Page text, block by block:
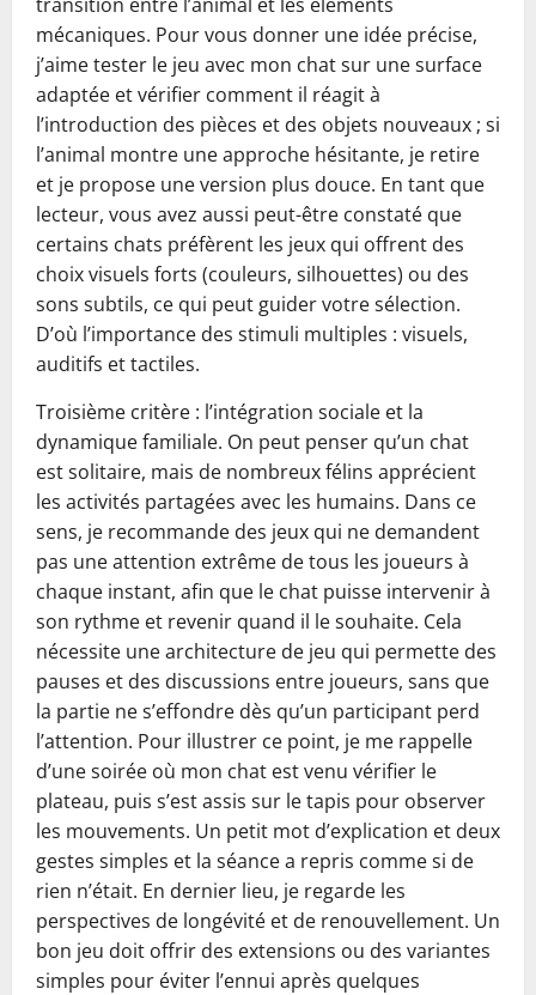
mécaniques. Pour vous donner une idée précise,
j’aime tester le jeu avec mon chat sur une surface
adaptée et vérifier comment il réagit à
l’introduction des pièces et des objets nouveaux ; si
l’animal montre une approche hésitante, je retire
et je propose une version plus douce. En tant que
lecteur, vous avez aussi peut-être constaté que
certains chats préfèrent les jeux qui offrent des
choix visuels forts (couleurs, silhouettes) ou des
sons subtils, ce qui peut guider votre sélection.
D’où l’importance des stimuli multiples : visuels,
auditifs et tactiles.
Troisième critère : l’intégration sociale et la
dynamique familiale. On peut penser qu’un chat
est solitaire, mais de nombreux félins apprécient
les activités partagées avec les humains. Dans ce
sens, je recommande des jeux qui ne demandent
pas une attention extrême de tous les joueurs à
chaque instant, afin que le chat puisse intervenir à
son rythme et revenir quand il le souhaite. Cela
nécessite une architecture de jeu qui permette des
pauses et des discussions entre joueurs, sans que
la partie ne s’effondre dès qu’un participant perd
l’attention. Pour illustrer ce point, je me rappelle
d’une soirée où mon chat est venu vérifier le
plateau, puis s’est assis sur le tapis pour observer
les mouvements. Un petit mot d’explication et deux
gestes simples et la séance a repris comme si de
rien n’était. En dernier lieu, je regarde les
perspectives de longévité et de renouvellement. Un
bon jeu doit offrir des extensions ou des variantes
simples pour éviter l’ennui après quelques